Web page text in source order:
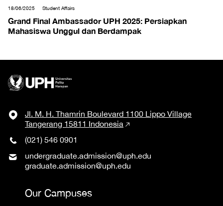
18/06/2025 Student Affairs
Grand Final Ambassador UPH 2025: Persiapkan
Mahasiswa Unggul dan Berdampak
Jl. M. H. Thamrin Boulevard 1100 Lippo Village
Tangerang 15811 Indonesia
(021) 546 0901
undergraduate.admission@uph.edu
graduate.admission@uph.edu
Our Campuses